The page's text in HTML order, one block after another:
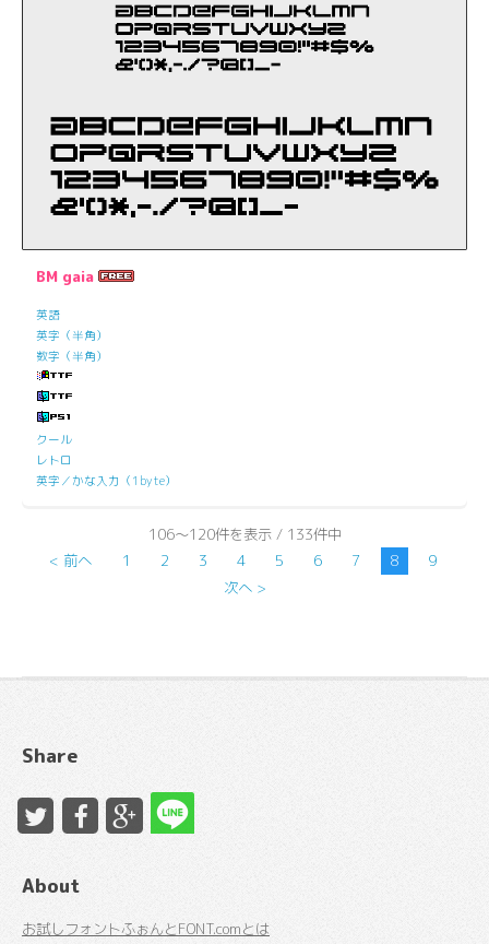
BM gaia
英語
英字（半角）
数字（半角）
クール
レトロ
英字／かな入力（1byte）
106～120件を表示 / 133件中
< 前へ
1 2 3 4 5 6 7 8
9
次へ >
Share
About
お試しフォントふぉんとFONT.comとは